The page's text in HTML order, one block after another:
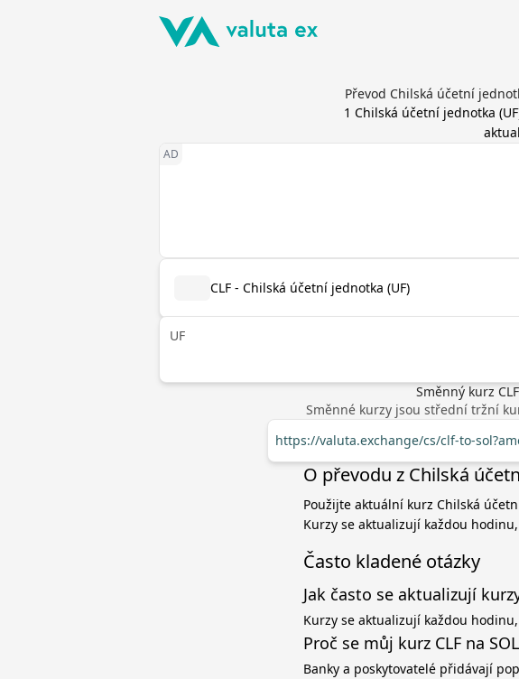
Převod Chilská účetní
1 Chilská účetní jednotka
CLF - Chilská účetní jednotka (UF)
UF
Směnný kurz CLF
Směnné kurzy jsou střední tržní
https://valuta.exchange/cs/clf-to-
O převodu z Chilská
Použijte aktuální kurz Chilská
Kurzy se aktualizují každou
Často kladené otázky
Jak často se aktualizují
Kurzy se aktualizují každou
Proč se můj kurz CLF na
Banky a poskytovatelé přidávají